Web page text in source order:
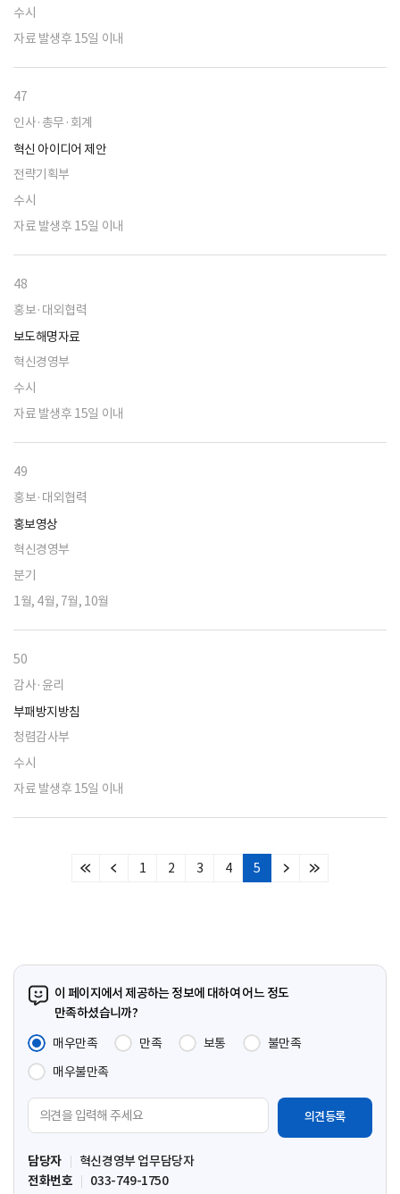
수시
자료 발생후 15일 이내
47
인사·총무·회계
혁신 아이디어 제안
전략기획부
수시
자료 발생후 15일 이내
48
홍보·대외협력
보도해명자료
혁신경영부
수시
자료 발생후 15일 이내
49
홍보·대외협력
홍보영상
혁신경영부
분기
1월, 4월, 7월, 10월
50
감사·윤리
부패방지방침
청렴감사부
수시
자료 발생후 15일 이내
처
이
1 2 3 4 5
다
마
이 페이지에서 제공하는 정보에 대하여 어느 정도
만족하셨습니까?
매우만족
만족 보통
불만족
매우불만족
견
입
력
담당자
혁신경영부 업무담당자
전화번호
033-749-1750